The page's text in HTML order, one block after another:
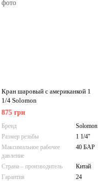
Кран шаровый с американкой 1
1/4 Solomon
875 грн
Бренд
Solomon
Размер резьбы
1 1/4"
Максимальное рабочее
давление
40 БАР
Страна – производитель
Китай
Гарантия
24